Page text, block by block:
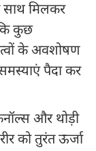
साथ मिलकर
कुछ
के अवशोषण
पैदा कर
और थोड़ी
को तुरंत ऊर्जा